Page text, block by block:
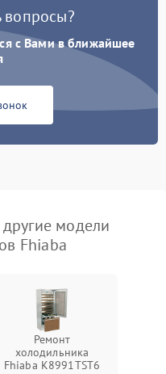
вопросы?
с Вами в ближайшее
модели
Fhiaba
Ремонт
холодильника
Fhiaba K8991TST6